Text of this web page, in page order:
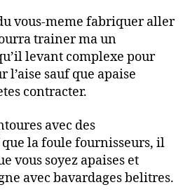
vous-meme fabriquer aller
trainer ma un
levant complexe pour
l’aise sauf que apaise
contracter.
avec des
la foule fournisseurs, il
vous soyez apaises et
avec bavardages belitres.